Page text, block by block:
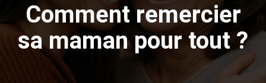
Comment remercier
sa maman pour tout ?